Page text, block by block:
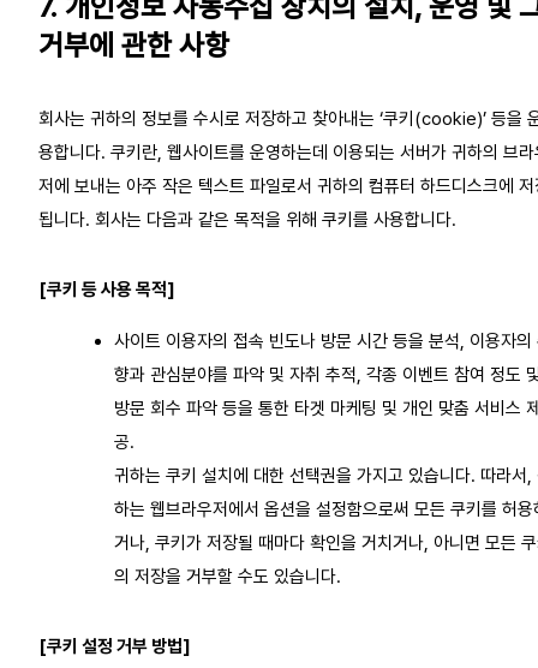
7. 개인정보 자동수집 장치의 설치, 운영 및
거부에 관한 사항
회사는 귀하의 정보를 수시로 저장하고 찾아내는 ‘쿠키(cookie)’ 등을
용합니다. 쿠키란, 웹사이트를 운영하는데 이용되는 서버가 귀하의 브라
저에 보내는 아주 작은 텍스트 파일로서 귀하의 컴퓨터 하드디스크에 저
됩니다. 회사는 다음과 같은 목적을 위해 쿠키를 사용합니다.
[쿠키 등 사용 목적]
사이트 이용자의 접속 빈도나 방문 시간 등을 분석, 이용자의
향과 관심분야를 파악 및 자취 추적, 각종 이벤트 참여 정도
방문 회수 파악 등을 통한 타겟 마케팅 및 개인 맞춤 서비스
공.
귀하는 쿠키 설치에 대한 선택권을 가지고 있습니다. 따라서,
하는 웹브라우저에서 옵션을 설정함으로써 모든 쿠키를 허용
거나, 쿠키가 저장될 때마다 확인을 거치거나, 아니면 모든
의 저장을 거부할 수도 있습니다.
[쿠키 설정 거부 방법]